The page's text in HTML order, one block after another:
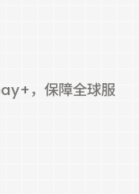
，保障全球服